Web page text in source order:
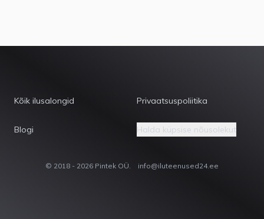
Kõik ilusalongid
Blogi
Privaatsuspoliitika
Halda küpsise nõusolekut
© 2018 - 2026 Pintek OÜ. info@iluteenused24.ee